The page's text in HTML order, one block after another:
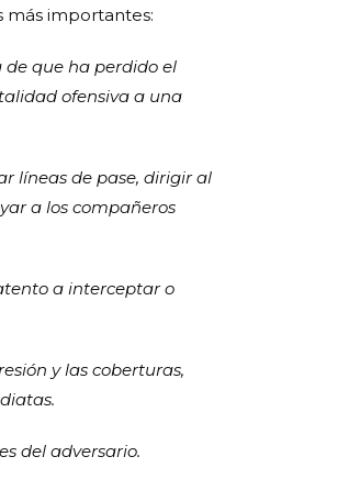
más importantes:
que ha perdido el
ofensiva a una
líneas de pase, dirigir al
a los compañeros
a interceptar o
y las coberturas,
del adversario.